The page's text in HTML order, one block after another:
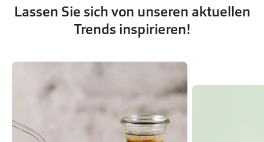
Lassen Sie sich von unseren aktuellen
Trends inspirieren!